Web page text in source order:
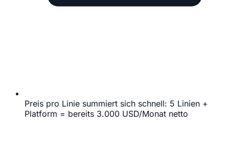
Preis pro Linie summiert sich schnell: 5 Linien +
Platform = bereits 3.000 USD/Monat netto